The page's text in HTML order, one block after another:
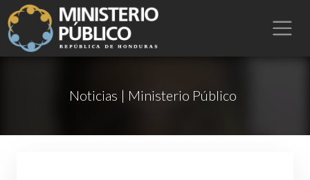
Noticias | Ministerio Público